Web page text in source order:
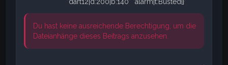
Du hast keine ausreichende Berechtigung, um die
Dateianhänge dieses Beitrags anzusehen.